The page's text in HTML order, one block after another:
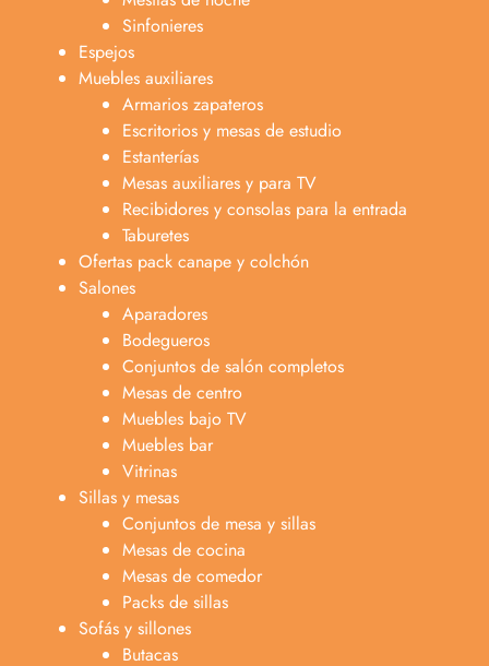
Sinfonieres
Espejos
Muebles auxiliares
Armarios zapateros
Escritorios y mesas de estudio
Estanterías
Mesas auxiliares y para TV
Recibidores y consolas para la entrada
Taburetes
Ofertas pack canape y colchón
Salones
Aparadores
Bodegueros
Conjuntos de salón completos
Mesas de centro
Muebles bajo TV
Muebles bar
Vitrinas
Sillas y mesas
Conjuntos de mesa y sillas
Mesas de cocina
Mesas de comedor
Packs de sillas
Sofás y sillones
Butacas